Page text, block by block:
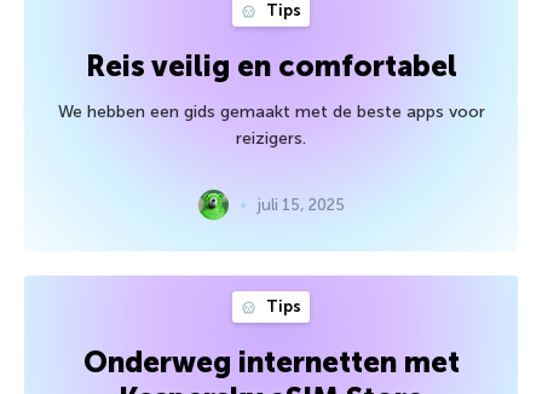
Tips
Reis veilig en comfortabel
We hebben een gids gemaakt met de beste apps voor
reizigers.
juli 15, 2025
Tips
Onderweg internetten met